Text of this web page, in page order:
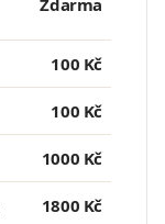
Zdarma
100 Kč
100 Kč
1000 Kč
1800 Kč